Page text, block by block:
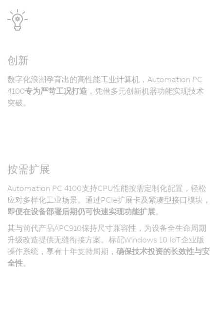
创新
数字化浪潮孕育出的高性能工业计算机，Automation PC
4100专为严苛工况打造 ，凭借多元创新机器功能实现技术
突破。
按需扩展
Automation PC 4100支持CPU性能按需定制化配置，轻松
应对多样化工业场景。通过PCIe扩展卡及紧凑型接口模块，
即便在设备部署后期仍可快速实现功能扩展。
其与前代产品APC910保持尺寸兼容性，为设备全生命周期
升级改造提供无缝衔接方案。标配Windows 10 IoT企业版
操作系统，享有十年支持周期， 确保技术投资的长效性与安
全性。